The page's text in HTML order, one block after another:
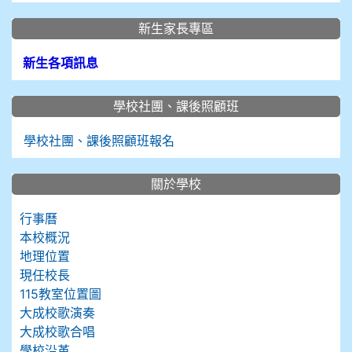
新生家長專區
新生各項訊息
學校社團、課後照顧班
學校社團、課後照顧班報名
關於學校
行事曆
本校概況
地理位置
現任校長
115教室位置圖
大成校歌演奏
大成校歌合唱